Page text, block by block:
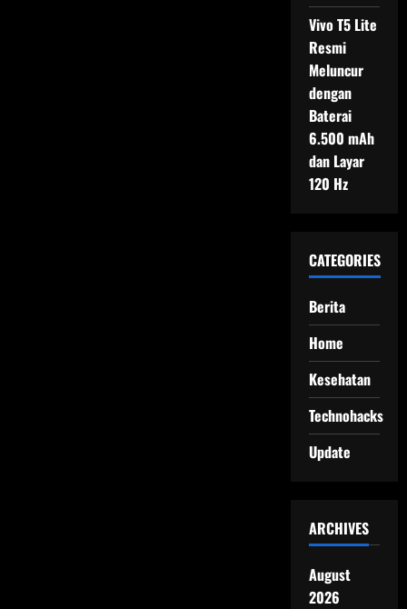
Vivo T5 Lite
Resmi
Meluncur
dengan
Baterai
6.500 mAh
dan Layar
120 Hz
CATEGORIES
Berita
Home
Kesehatan
Technohacks
Update
ARCHIVES
August
2026